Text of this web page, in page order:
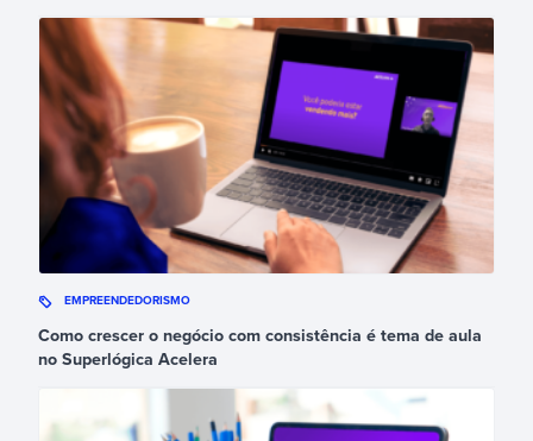
EMPREENDEDORISMO
Como crescer o negócio com consistência é tema de aula
no Superlógica Acelera